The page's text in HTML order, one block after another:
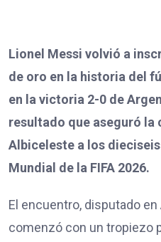
Lionel Messi volvió a
de oro en la historia del
en la victoria 2-0 de
resultado que aseguró la
Albiceleste a los
Mundial de la FIFA 2026.
El encuentro, disputado en
comenzó con un tropiezo